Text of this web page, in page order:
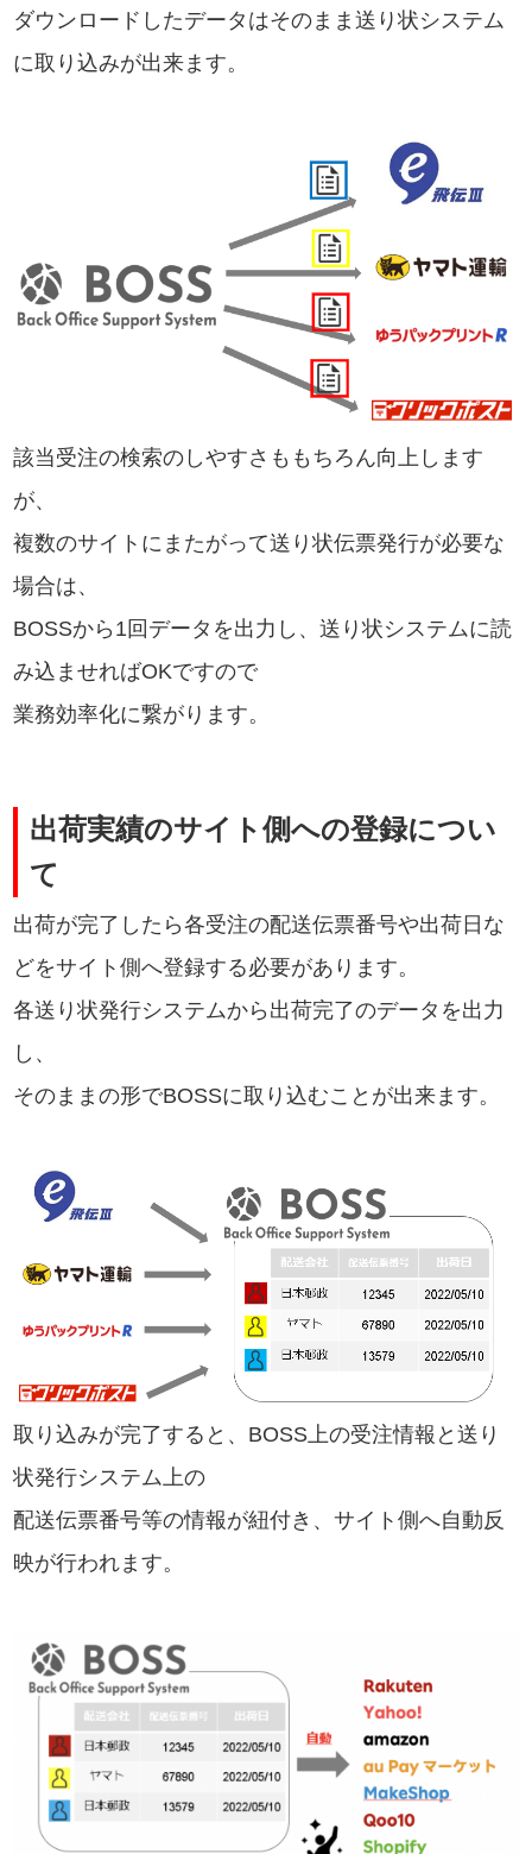
ダウンロードしたデータはそのまま送り状システム
に取り込みが出来ます。
該当受注の検索のしやすさももちろん向上します
が、
複数のサイトにまたがって送り状伝票発行が必要な
場合は、
BOSSから1回データを出力し、送り状システムに読
み込ませればOKですので
業務効率化に繋がります。
出荷実績のサイト側への登録につい
て
出荷が完了したら各受注の配送伝票番号や出荷日な
どをサイト側へ登録する必要があります。
各送り状発行システムから出荷完了のデータを出力
し、
そのままの形でBOSSに取り込むことが出来ます。
取り込みが完了すると、BOSS上の受注情報と送り
状発行システム上の
配送伝票番号等の情報が紐付き、サイト側へ自動反
映が行われます。